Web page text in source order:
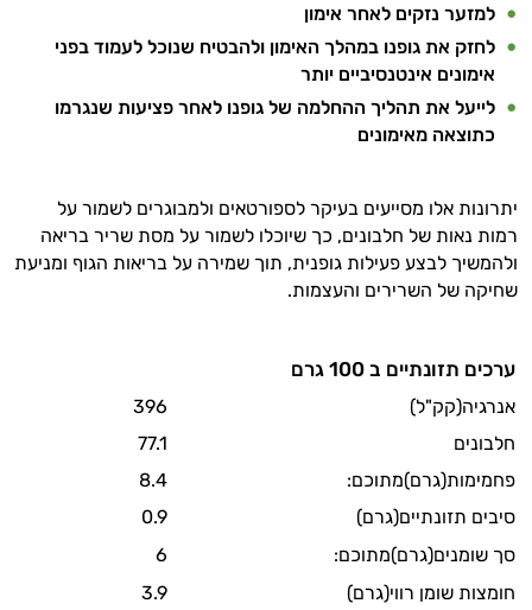
אביזרי
ספורט
משקאות
למזער נזקים לאחר אימון
לחזק את גופנו במהלך האימון ולהבטיח שנוכל לעמוד בפני
אימונים אינטנסיביים יותר
לייעל את תהליך ההחלמה של גופנו לאחר פציעות שנגרמו
כתוצאה מאימונים
יתרונות אלו מסייעים בעיקר לספורטאים ולמבוגרים לשמור על
רמות נאות של חלבונים, כך שיוכלו לשמור על מסת שריר בריאה
ולהמשיך לבצע פעילות גופנית, תוך שמירה על בריאות הגוף ומניעת
שחיקה של השרירים והעצמות.
ערכים תזונתיים ב 100 גרם
אנרגיה(קק"ל)
396
חלבונים
77.1
פחמימות(גרם)מתוכם:
8.4
סיבים תזונתיים(גרם)
0.9
סך שומנים(גרם)מתוכם:
6
חומצות שומן רווי(גרם)
3.9